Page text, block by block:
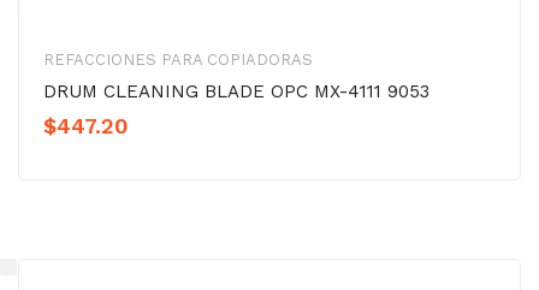
REFACCIONES PARA COPIADORAS
DRUM CLEANING BLADE OPC MX-4111 9053
$447.20